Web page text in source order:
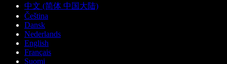
中文 (简体 中国大陆)
Čeština
Dansk
Nederlands
English
Français
Suomi